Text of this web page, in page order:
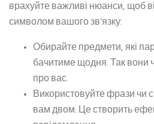
врахуйте важливі нюанси, щоб
символом вашого зв’язку:
Обирайте предмети, які
бачитиме щодня. Так вони
про вас.
Використовуйте фрази чи
вам двом. Це створить